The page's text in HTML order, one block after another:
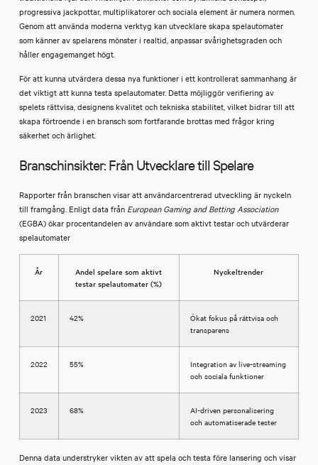
progressiva jackpottar, multiplikatorer och sociala element är numera normen.
Genom att använda moderna verktyg kan utvecklare skapa spelautomater
som känner av spelarens mönster i realtid, anpassar svårighetsgraden och
håller engagemanget högt.
För att kunna utvärdera dessa nya funktioner i ett kontrollerat sammanhang är
det viktigt att kunna testa spelautomater. Detta möjliggör verifiering av
spelets rättvisa, designens kvalitet och tekniska stabilitet, vilket bidrar till att
skapa förtroende i en bransch som fortfarande brottas med frågor kring
säkerhet och ärlighet.
Branschinsikter: Från Utvecklare till Spelare
Rapporter från branschen visar att användarcentrerad utveckling är nyckeln
till framgång. Enligt data från European Gaming and Betting Association
(EGBA) ökar procentandelen av användare som aktivt testar och utvärderar
spelautomater
År
Andel spelare som aktivt
testar spelautomater (%)
Nyckeltrender
2021 42%
Ökat fokus på rättvisa och
transparens
2022 55%
Integration av live-streaming
och sociala funktioner
2023 68%
AI-driven personalisering
och automatiserade tester
Denna data understryker vikten av att spela och testa före lansering och visar